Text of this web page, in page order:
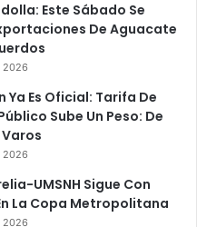
Este Sábado Se
De Aguacate
2026
Es Oficial: Tarifa De
Sube Un Peso: De
Varos
2026
UMSNH Sigue Con
La Copa Metropolitana
2026